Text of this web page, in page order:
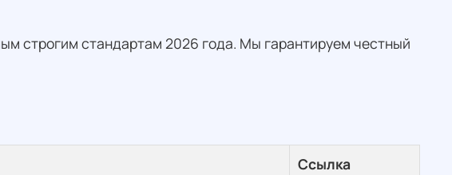
строгим стандартам 2026 года. Мы гарантируем честный
Ссылка